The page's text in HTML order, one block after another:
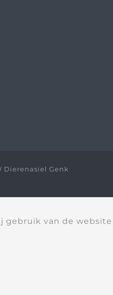
Dierenasiel Genk
van de